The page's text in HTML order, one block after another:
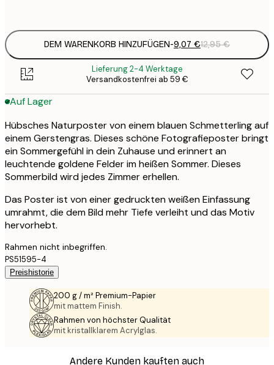
DEM WARENKORB HINZUFÜGEN-9,07 €12,95 €
Lieferung 2-4 Werktage
Versandkostenfrei ab 59 €
Auf Lager
Hübsches Naturposter von einem blauen Schmetterling auf
einem Gerstengras. Dieses schöne Fotografieposter bringt
ein Sommergefühl in dein Zuhause und erinnert an
leuchtende goldene Felder im heißen Sommer. Dieses
Sommerbild wird jedes Zimmer erhellen.
Das Poster ist von einer gedruckten weißen Einfassung
umrahmt, die dem Bild mehr Tiefe verleiht und das Motiv
hervorhebt.
Rahmen nicht inbegriffen.
PS51595-4
Preishistorie
200 g / m² Premium-Papier
mit mattem Finish.
Rahmen von höchster Qualität
mit kristallklarem Acrylglas.
Andere Kunden kauften auch